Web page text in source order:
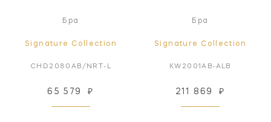
Бра
Signature Collection
CHD2080AB/NRT-L
65 579 ₽
Бра
Signature Collection
KW2001AB-ALB
211 869 ₽